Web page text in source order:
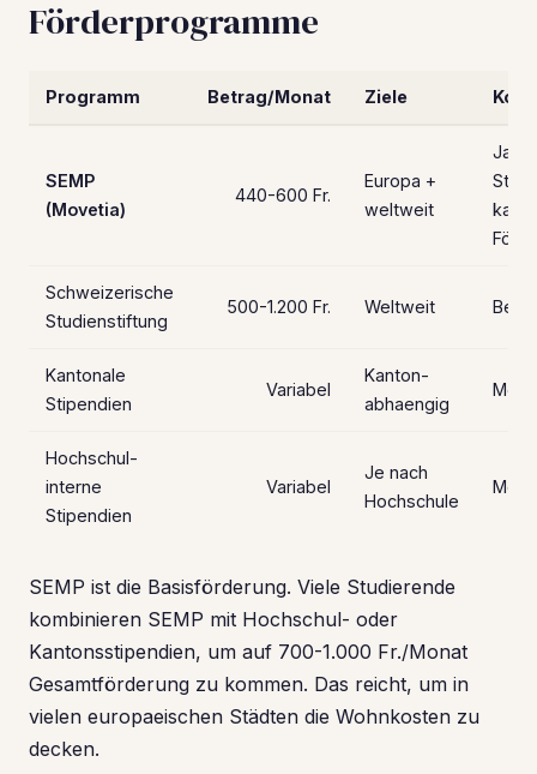
Förderprogramme
Programm Betrag/Monat Ziele
SEMP
(Movetia)
440-600 Fr.
Europa +
weltweit
Ja
Schweizerische
Studienstiftung
500-1.200 Fr. Weltweit
Kantonale
Stipendien
Variabel
Kanton-
abhaengig
Hochschul-
interne
Stipendien
Variabel
Je nach
Hochschule
SEMP ist die Basisförderung. Viele Studierende
kombinieren SEMP mit Hochschul- oder
Kantonsstipendien, um auf 700-1.000 Fr./Monat
Gesamtförderung zu kommen. Das reicht, um in
vielen europaeischen Städten die Wohnkosten zu
decken.